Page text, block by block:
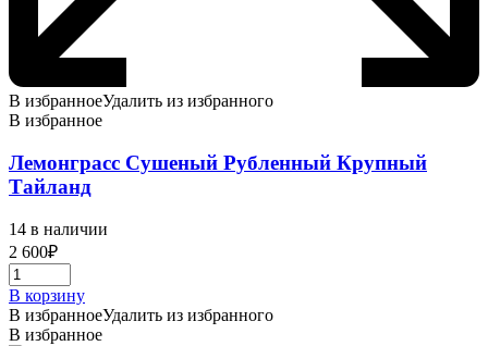
В избранноеУдалить из избранного
В избранное
Лемонграсс Сушеный Рубленный Крупный
Тайланд
14 в наличии
2 600₽
В корзину
В избранноеУдалить из избранного
В избранное